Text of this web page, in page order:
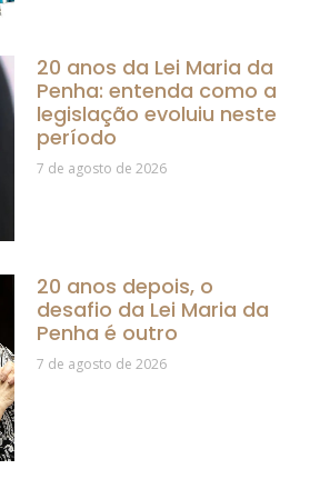
20 anos da Lei Maria da
Penha: entenda como a
legislação evoluiu neste
período
7 de agosto de 2026
20 anos depois, o
desafio da Lei Maria da
Penha é outro
7 de agosto de 2026